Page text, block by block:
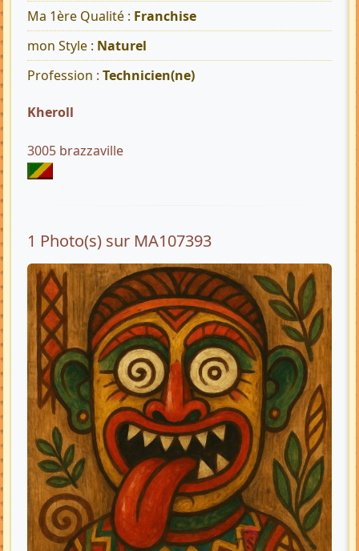
Ma 1ère Qualité : Franchise
mon Style : Naturel
Profession : Technicien(ne)
Kheroll
3005 brazzaville
1 Photo(s) sur MA107393